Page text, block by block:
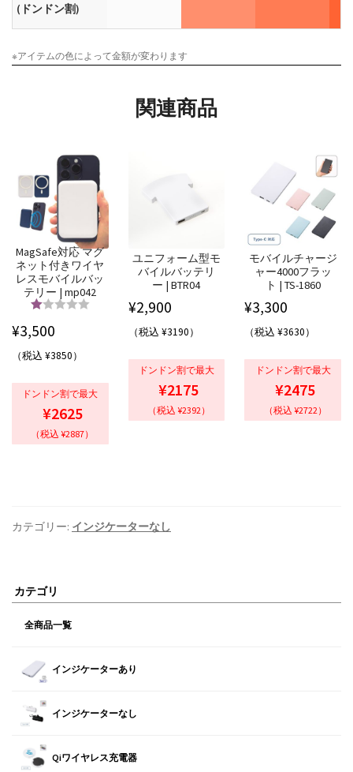
(ドンドン割)
※アイテムの色によって金額が変わります
関連商品
MagSafe対応 マグ
ネット付きワイヤ
レスモバイルバッ
テリー | mp042
の評価
¥3,500
（税込 ¥3850）
ドンドン割で最大
¥2625
（税込 ¥2887）
ユニフォーム型モ
バイルバッテリ
ー | BTR04
¥2,900
（税込 ¥3190）
ドンドン割で最大
¥2175
（税込 ¥2392）
モバイルチャージ
ャー4000フラッ
ト | TS-1860
¥3,300
（税込 ¥3630）
ドンドン割で最大
¥2475
（税込 ¥2722）
カテゴリー: インジケーターなし
カテゴリ
全商品一覧
インジケーターあり
インジケーターなし
Qiワイヤレス充電器